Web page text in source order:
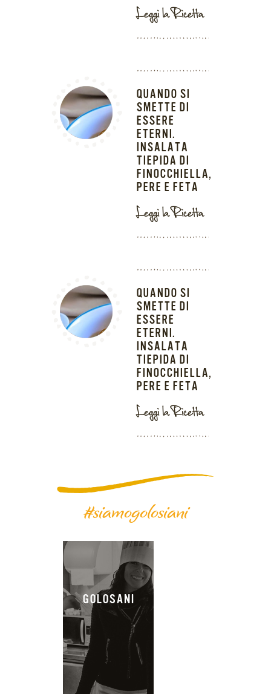
Leggi la Ricetta
QUANDO SI
SMETTE DI
ESSERE
ETERNI.
INSALATA
TIEPIDA DI
FINOCCHIELLA,
PERE E FETA
Leggi la Ricetta
QUANDO SI
SMETTE DI
ESSERE
ETERNI.
INSALATA
TIEPIDA DI
FINOCCHIELLA,
PERE E FETA
Leggi la Ricetta
#siamogolosiani
GOLOSANI